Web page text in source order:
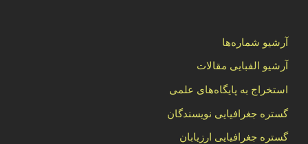
آرشیو شماره‌ها
آرشیو الفبایی مقالات
استخراج به پایگاه‌های علمی
گستره جغرافیایی نویسندگان
گستره جغرافیایی ارزیابان